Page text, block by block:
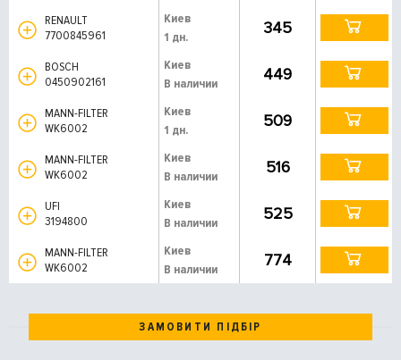
RENAULT
7700845961
Киев
1 дн.
345
BOSCH
0450902161
Киев
В наличии
449
MANN-FILTER
WK6002
Киев
1 дн.
509
MANN-FILTER
WK6002
Киев
В наличии
516
UFI
3194800
Киев
В наличии
525
MANN-FILTER
WK6002
Киев
В наличии
774
ЗАМОВИТИ ПІДБІР